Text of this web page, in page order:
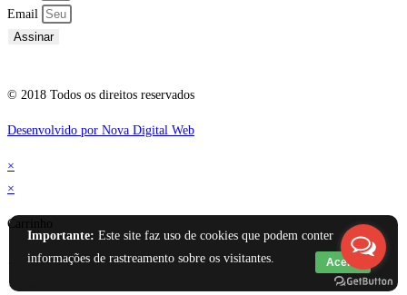
Email
Assinar
© 2018 Todos os direitos reservados
Desenvolvido por Nova Digital Web
Importante: Este site faz uso de cookies que podem conter
informações de rastreamento sobre os visitantes.
Aceito
×
×
Carrinho